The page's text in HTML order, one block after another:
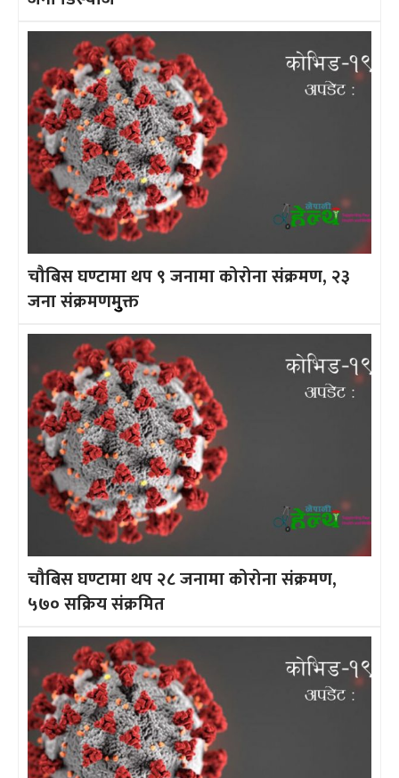
चौबिस घण्टामा थप ९ जनामा कोरोना संक्रमण, २३
जना संक्रमणमुुक्त
चौबिस घण्टामा थप २८ जनामा कोरोना संक्रमण,
५७० सक्रिय संक्रमित